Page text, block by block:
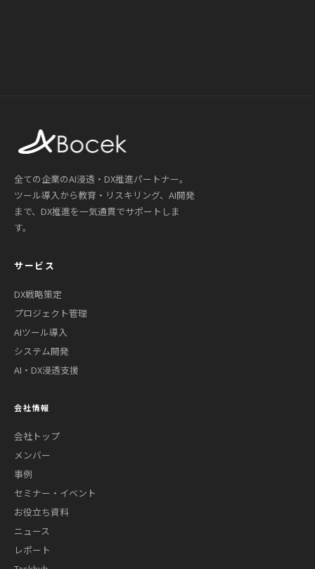
全ての企業のAI浸透・DX推進パートナー。
ツール導入から教育・リスキリング、AI開発
まで、DX推進を一気通貫でサポートしま
す。
サービス
DX戦略策定
プロジェクト管理
AIツール導入
システム開発
AI・DX浸透支援
会社情報
会社トップ
メンバー
事例
セミナー・イベント
お役立ち資料
ニュース
レポート